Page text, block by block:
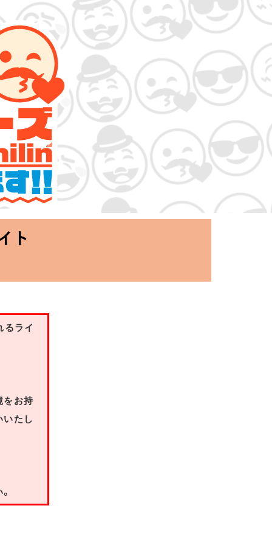
るライ
をお持
いたし